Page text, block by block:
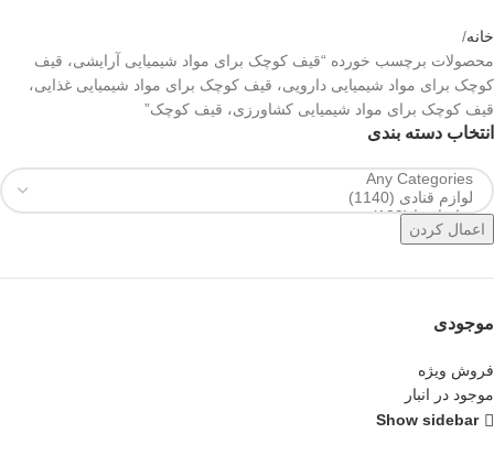
خانه
محصولات برچسب خورده “قیف کوچک برای مواد شیمیایی آرایشی، قیف
کوچک برای مواد شیمیایی دارویی، قیف کوچک برای مواد شیمیایی غذایی،
قیف کوچک برای مواد شیمیایی کشاورزی، قیف کوچک”
انتخاب دسته بندی
اعمال کردن
موجودی
فروش ویژه
موجود در انبار
Show sidebar